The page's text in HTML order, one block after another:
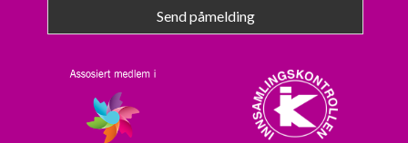
Send påmelding